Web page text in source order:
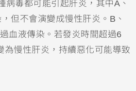
病毒都可能引起肝炎，其中A、
但不會演變成慢性肝炎。B、
血液傳染。若發炎時間超過6
為慢性肝炎，持續惡化可能導致